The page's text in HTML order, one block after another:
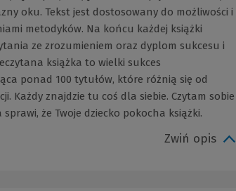
oku. Tekst jest dostosowany do możliwości i
metodyków. Na końcu każdej książki
ze zrozumieniem oraz dyplom sukcesu i
książka to wielki sukces
ponad 100 tytułów, które różnią się od
Każdy znajdzie tu coś dla siebie. Czytam sobie
że Twoje dziecko pokocha książki.
Zwiń opis